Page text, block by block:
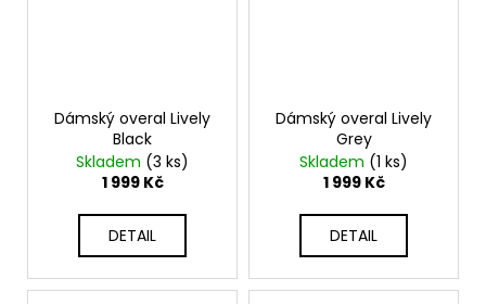
Dámský overal Lively
Black
Skladem (3 ks)
1 999 Kč
DETAIL
Dámský overal Lively
Grey
Skladem (1 ks)
1 999 Kč
DETAIL